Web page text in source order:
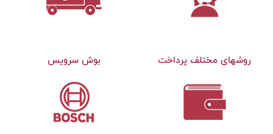
روشهای مختلف پرداخت بوش سرویس